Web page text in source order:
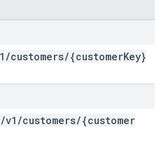
/customers/{customerKey}
/v1 /customers/{customer